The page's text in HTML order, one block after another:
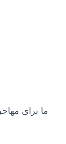
ما برای